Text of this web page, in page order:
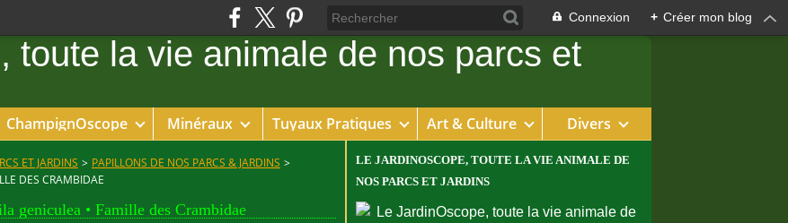
Connexion + Créer mon blog
ChampignOscope Minéraux Tuyaux Pratiques Art & Culture Divers
ET JARDINS > PAPILLONS DE NOS PARCS & JARDINS >
DES CRAMBIDAE
geniculea • Famille des Crambidae
LE JARDINOSCOPE, TOUTE LA VIE ANIMALE DE
NOS PARCS ET JARDINS